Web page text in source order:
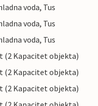
voda, Tus
voda, Tus
voda, Tus
(2 Kapacitet objekta)
(2 Kapacitet objekta)
(2 Kapacitet objekta)